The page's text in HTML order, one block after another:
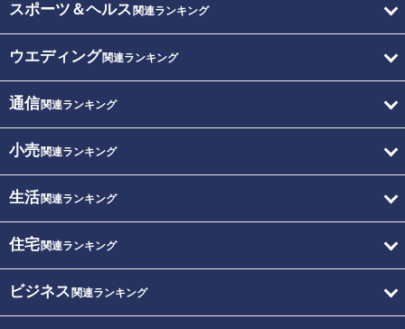
スポーツ＆ヘルス 関連ランキング
ウエディング関連ランキング
通信関連ランキング
小売関連ランキング
生活関連ランキング
住宅関連ランキング
ビジネス 関連ランキング